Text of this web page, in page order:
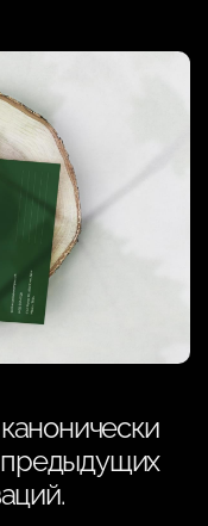
канонически
предыдущих